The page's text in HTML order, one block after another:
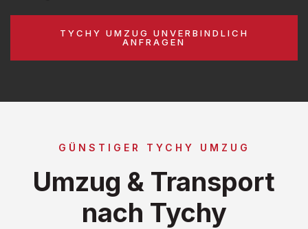
TYCHY UMZUG UNVERBINDLICH
ANFRAGEN
GÜNSTIGER TYCHY UMZUG
Umzug & Transport
nach Tychy